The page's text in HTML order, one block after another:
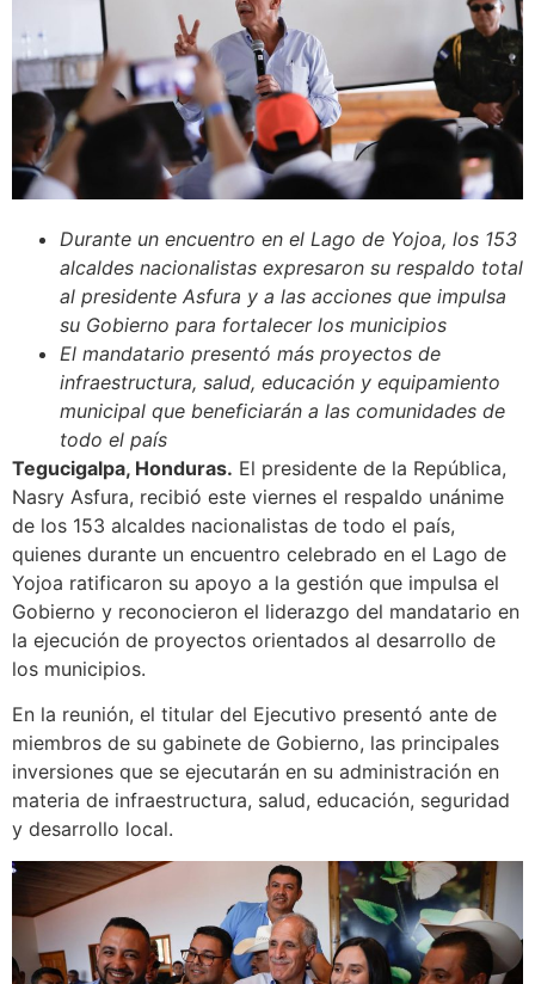
Durante un encuentro en el Lago de Yojoa, los 153
alcaldes nacionalistas expresaron su respaldo total
al presidente Asfura y a las acciones que impulsa
su Gobierno para fortalecer los municipios
El mandatario presentó más proyectos de
infraestructura, salud, educación y equipamiento
municipal que beneficiarán a las comunidades de
todo el país
Tegucigalpa, Honduras. El presidente de la República,
Nasry Asfura, recibió este viernes el respaldo unánime
de los 153 alcaldes nacionalistas de todo el país,
quienes durante un encuentro celebrado en el Lago de
Yojoa ratificaron su apoyo a la gestión que impulsa el
Gobierno y reconocieron el liderazgo del mandatario en
la ejecución de proyectos orientados al desarrollo de
los municipios.
En la reunión, el titular del Ejecutivo presentó ante de
miembros de su gabinete de Gobierno, las principales
inversiones que se ejecutarán en su administración en
materia de infraestructura, salud, educación, seguridad
y desarrollo local.